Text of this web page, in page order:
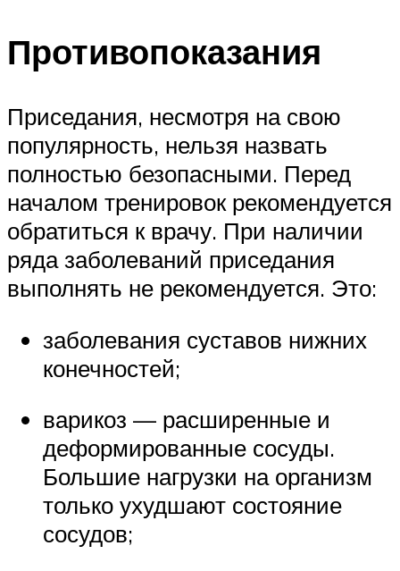
Противопоказания
Приседания, несмотря на свою
популярность, нельзя назвать
полностью безопасными. Перед
началом тренировок рекомендуется
обратиться к врачу. При наличии
ряда заболеваний приседания
выполнять не рекомендуется. Это:
заболевания суставов нижних
конечностей;
варикоз — расширенные и
деформированные сосуды.
Большие нагрузки на организм
только ухудшают состояние
сосудов;